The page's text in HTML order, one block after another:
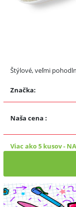
Štýlové, veľmi
Značka:
Naša cena :
Viac ako 5 kusov-